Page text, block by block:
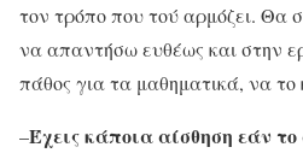
τον τρόπο που τού αρμόζει. Θα
να απαντήσω ευθέως και στην
πάθος για τα μαθηματικά, να το
–Έχεις κάποια αίσθηση εάν